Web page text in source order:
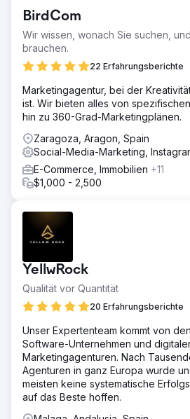
BirdCom
Wir wissen, wonach Sie suchen,
brauchen.
22 Erfahrungsberichte
Marketingagentur, bei der
ist. Wir bieten alles von
hin zu 360-Grad-Marketingplänen.
Zaragoza, Aragon, Spain
Social-Media-Marketing,
E-Commerce, Immobilien +11
$1,000 - 2,500
YellwRock
Qualität vor Quantität
20 Erfahrungsberichte
Unser Expertenteam kommt von
Software-Unternehmen und
Marketingagenturen. Nach
Agenturen in ganz Europa wurde
meisten keine systematische
auf das Beste hoffen.